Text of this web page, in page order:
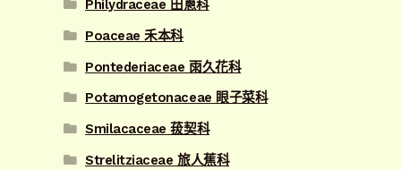
Philydraceae 田蔥科
Poaceae 禾本科
Pontederiaceae 雨久花科
Potamogetonaceae 眼子菜科
Smilacaceae 菝契科
Strelitziaceae 旅人蕉科